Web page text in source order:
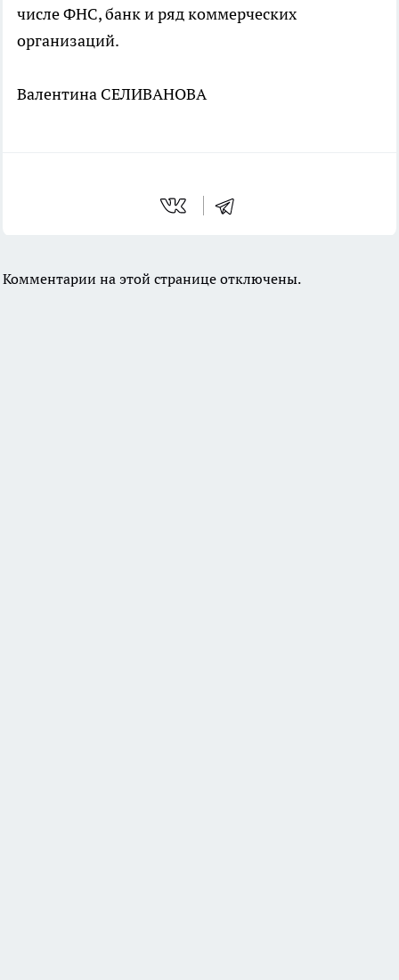
числе ФНС, банк и ряд коммерческих
организаций.
Валентина СЕЛИВАНОВА
Комментарии на этой странице отключены.